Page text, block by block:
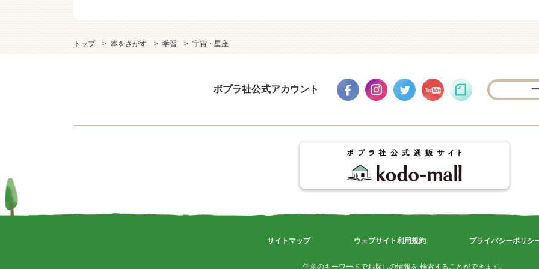
トップ 本をさがす 学習 宇宙・星座
ポプラ社公式アカウント
サイトマップ ウェブサイト利用規約 プライバシーポリシ
任意のキーワードでお探しの情報を 検索することができます。